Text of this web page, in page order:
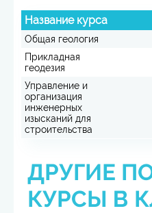
Название курса
Общая геология
Прикладная
геодезия
Управление и
организация
инженерных
изысканий для
строительства
ДРУГИЕ
КУРСЫ В